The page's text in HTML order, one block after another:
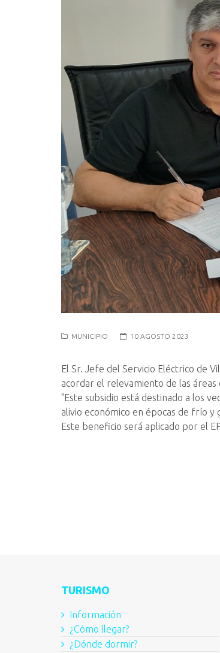
MUNICIPIO 10 AGOSTO 2023
El Sr. Jefe del Servicio Eléctrico de
acordar el relevamiento de las
"Este subsidio está destinado a los
alivio económico en épocas de frío y
Este beneficio será aplicado por el
TURISMO
Información
¿Cómo llegar?
¿Dónde dormir?